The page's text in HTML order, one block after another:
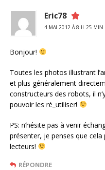
Eric78
4 MAI 2012 À 8 H 25 MIN
Bonjour!
Toutes les photos illustrant
et plus généralement
constructeurs des robots, il
pouvoir les ré_utiliser!
PS: n’hésite pas à venir
présenter, je penses que
lecteurs!
RÉPONDRE